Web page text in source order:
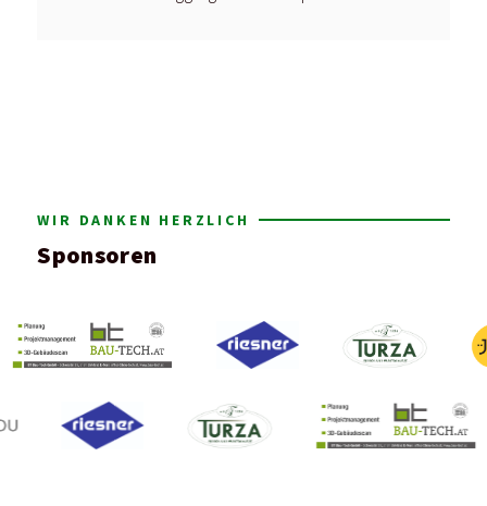
WIR DANKEN HERZLICH
Sponsoren